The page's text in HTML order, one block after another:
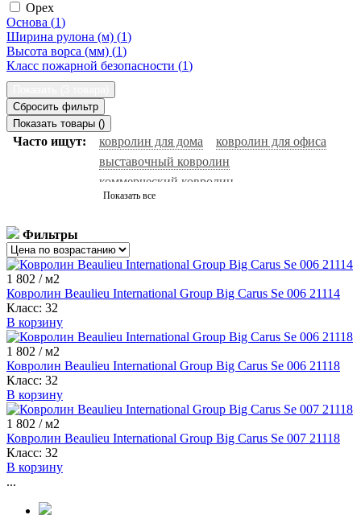
Орех
Основа (1)
Ширина рулона (м) (1)
Высота ворса (мм) (1)
Класс пожарной безопасности (1)
Сбросить фильтр
Показать товары ()
Часто ищут: ковролин для дома
ковролин для офиса
выставочный ковролин
коммерческий ковролин
натуральный ковролин
ковролин черный
ковролин нева тафт
бельгийский ковролин
ковролин для гостиниц
красный ковролин
сальса ковролин
фиолетовый ковролин
ковролин синий
ковролин balta
ковролин бордовый
ковролин бежевый
ковролин tarkett
ковролин коричневый
негорючий ковролин
ковролин ideal
Показать все
Фильтры
1 802 / м2
Ковролин Beaulieu International Group Big Carus Se 006 21114
Класс: 32
В корзину
1 802 / м2
Ковролин Beaulieu International Group Big Carus Se 006 21118
Класс: 32
В корзину
1 802 / м2
Ковролин Beaulieu International Group Big Carus Se 007 21118
Класс: 32
В корзину
...